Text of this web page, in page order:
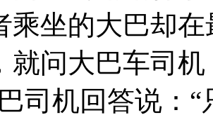
乘坐的大巴却
就问大巴车司
司机回答说：